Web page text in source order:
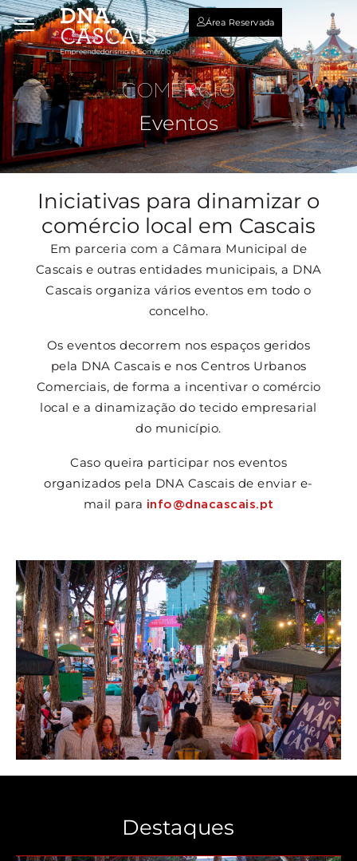
Área Reservada
COMÉRCIO
Eventos
Iniciativas para dinamizar o
comércio local em Cascais
Em parceria com a Câmara Municipal de
Cascais e outras entidades municipais, a DNA
Cascais organiza vários eventos em todo o
concelho.
Os eventos decorrem nos espaços geridos
pela DNA Cascais e nos Centros Urbanos
Comerciais, de forma a incentivar o comércio
local e a dinamização do tecido empresarial
do município.
Caso queira participar nos eventos
organizados pela DNA Cascais de enviar e-
mail para info@dnacascais.pt
Destaques